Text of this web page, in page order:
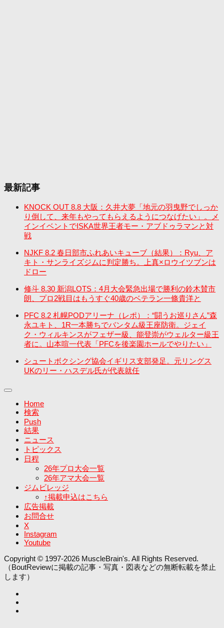
最新記事
KNOCK OUT 8.8 大阪：久井大夢「地元の羽曳野でしっか
り倒して、来年もやってもらえるようにつなげたい」。メ
インイベントでISKA世界王者モー・アブドゥラマンと対
戦
NJKF 8.2 春日部市ふれあいキューブ（結果）：Ryu、ア
キト・サンライズジムに判定勝ち。上真×ロウイツブンは
ドロー
修斗 8.30 新潟LOTS：4月大会緊急出場で勝利の鈴木賛市
朗、プロ2戦目はもうすぐ40歳のベテラン一條貴洋と
PFC 8.2 札幌PODアリーナ（レポ）：“闘うお巡りさん”森
永ユキト、1R一本勝ちでバンタム級王座防衛。ジェイ
ク・ウィルキンスがフェザー級、能登崇がウェルター級王
者に。山本喧一代表「PFCを後楽園ホールでやりたい」
シュートボクシング協会イギリス支部発足。元リングス
UKのリー・ハスデル氏が代表就任
Home
検索
Push
結果
ニュース
トピックス
日程
26年プロ大会一覧
26年アマ大会一覧
ジムビレッジ
↑掲載申込はこちら
広告掲載
お問合せ
X
Instagram
Youtube
Copyright © 1997-2026 MuscleBrain's. All Rights Reserved.
（BoutReviewに掲載の記事・写真・図表などの無断転載を禁止
します）